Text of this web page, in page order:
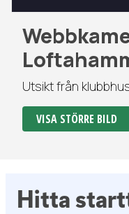
Utsikt från
VISA STÖRRE BILD
Hitta